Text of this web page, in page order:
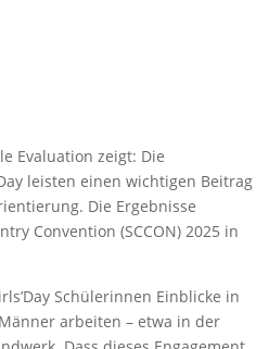
Evaluation zeigt: Die
leisten einen wichtigen Beitrag
Die Ergebnisse
Convention (SCCON) 2025 in
Schülerinnen Einblicke in
arbeiten – etwa in der